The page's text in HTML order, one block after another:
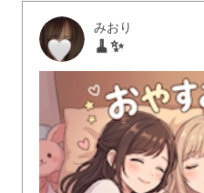
みおり
🧹✨